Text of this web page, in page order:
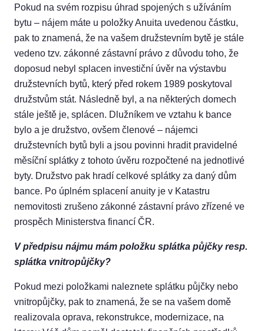
Pokud na svém rozpisu úhrad spojených s užíváním
bytu – nájem máte u položky Anuita uvedenou částku,
pak to znamená, že na vašem družstevním bytě je stále
vedeno tzv. zákonné zástavní právo z důvodu toho, že
doposud nebyl splacen investiční úvěr na výstavbu
družstevních bytů, který před rokem 1989 poskytoval
družstvům stát. Následně byl, a na některých domech
stále ještě je, splácen. Dlužníkem ve vztahu k bance
bylo a je družstvo, ovšem členové – nájemci
družstevních bytů byli a jsou povinni hradit pravidelné
měsíční splátky z tohoto úvěru rozpočtené na jednotlivé
byty. Družstvo pak hradí celkové splátky za daný dům
bance. Po úplném splacení anuity je v Katastru
nemovitosti zrušeno zákonné zástavní právo zřízené ve
prospěch Ministerstva financí ČR.
V předpisu nájmu mám položku splátka půjčky resp.
splátka vnitropůjčky?
Pokud mezi položkami naleznete splátku půjčky nebo
vnitropůjčky, pak to znamená, že se na vašem domě
realizovala oprava, rekonstrukce, modernizace, na